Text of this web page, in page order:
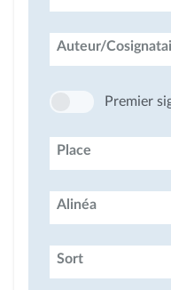
Auteur/
Premier
Place
Alinéa
Sort